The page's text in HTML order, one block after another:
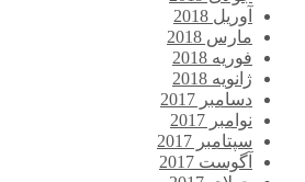
آوریل 2018
مارس 2018
فوریه 2018
ژانویه 2018
دسامبر 2017
نوامبر 2017
سپتامبر 2017
آگوست 2017